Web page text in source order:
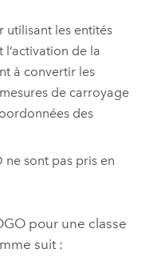
utilisant les entités
de la
à convertir les
de carroyage
des
ne sont pas pris en
pour une classe
suit :